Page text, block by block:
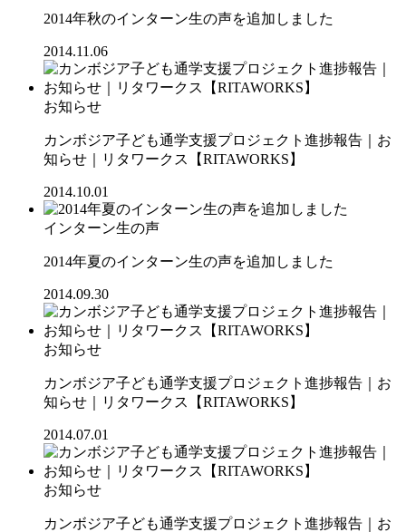
2014年秋のインターン生の声を追加しました
2014.11.06
お知らせ
カンボジア子ども通学支援プロジェクト進捗報告｜お
知らせ｜リタワークス【RITAWORKS】
2014.10.01
インターン生の声
2014年夏のインターン生の声を追加しました
2014.09.30
お知らせ
カンボジア子ども通学支援プロジェクト進捗報告｜お
知らせ｜リタワークス【RITAWORKS】
2014.07.01
お知らせ
カンボジア子ども通学支援プロジェクト進捗報告｜お